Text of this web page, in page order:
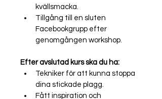
kvällsmacka.
Tillgång till en sluten
Facebookgrupp efter
genomgången workshop.
Efter avslutad kurs ska du ha:
Tekniker för att kunna stoppa
dina stickade plagg.
Fått inspiration och